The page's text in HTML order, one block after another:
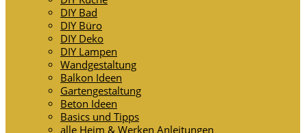
DIY Bad
DIY Büro
DIY Deko
DIY Lampen
Wandgestaltung
Balkon Ideen
Gartengestaltung
Beton Ideen
Basics und Tipps
alle Heim & Werken Anleitungen